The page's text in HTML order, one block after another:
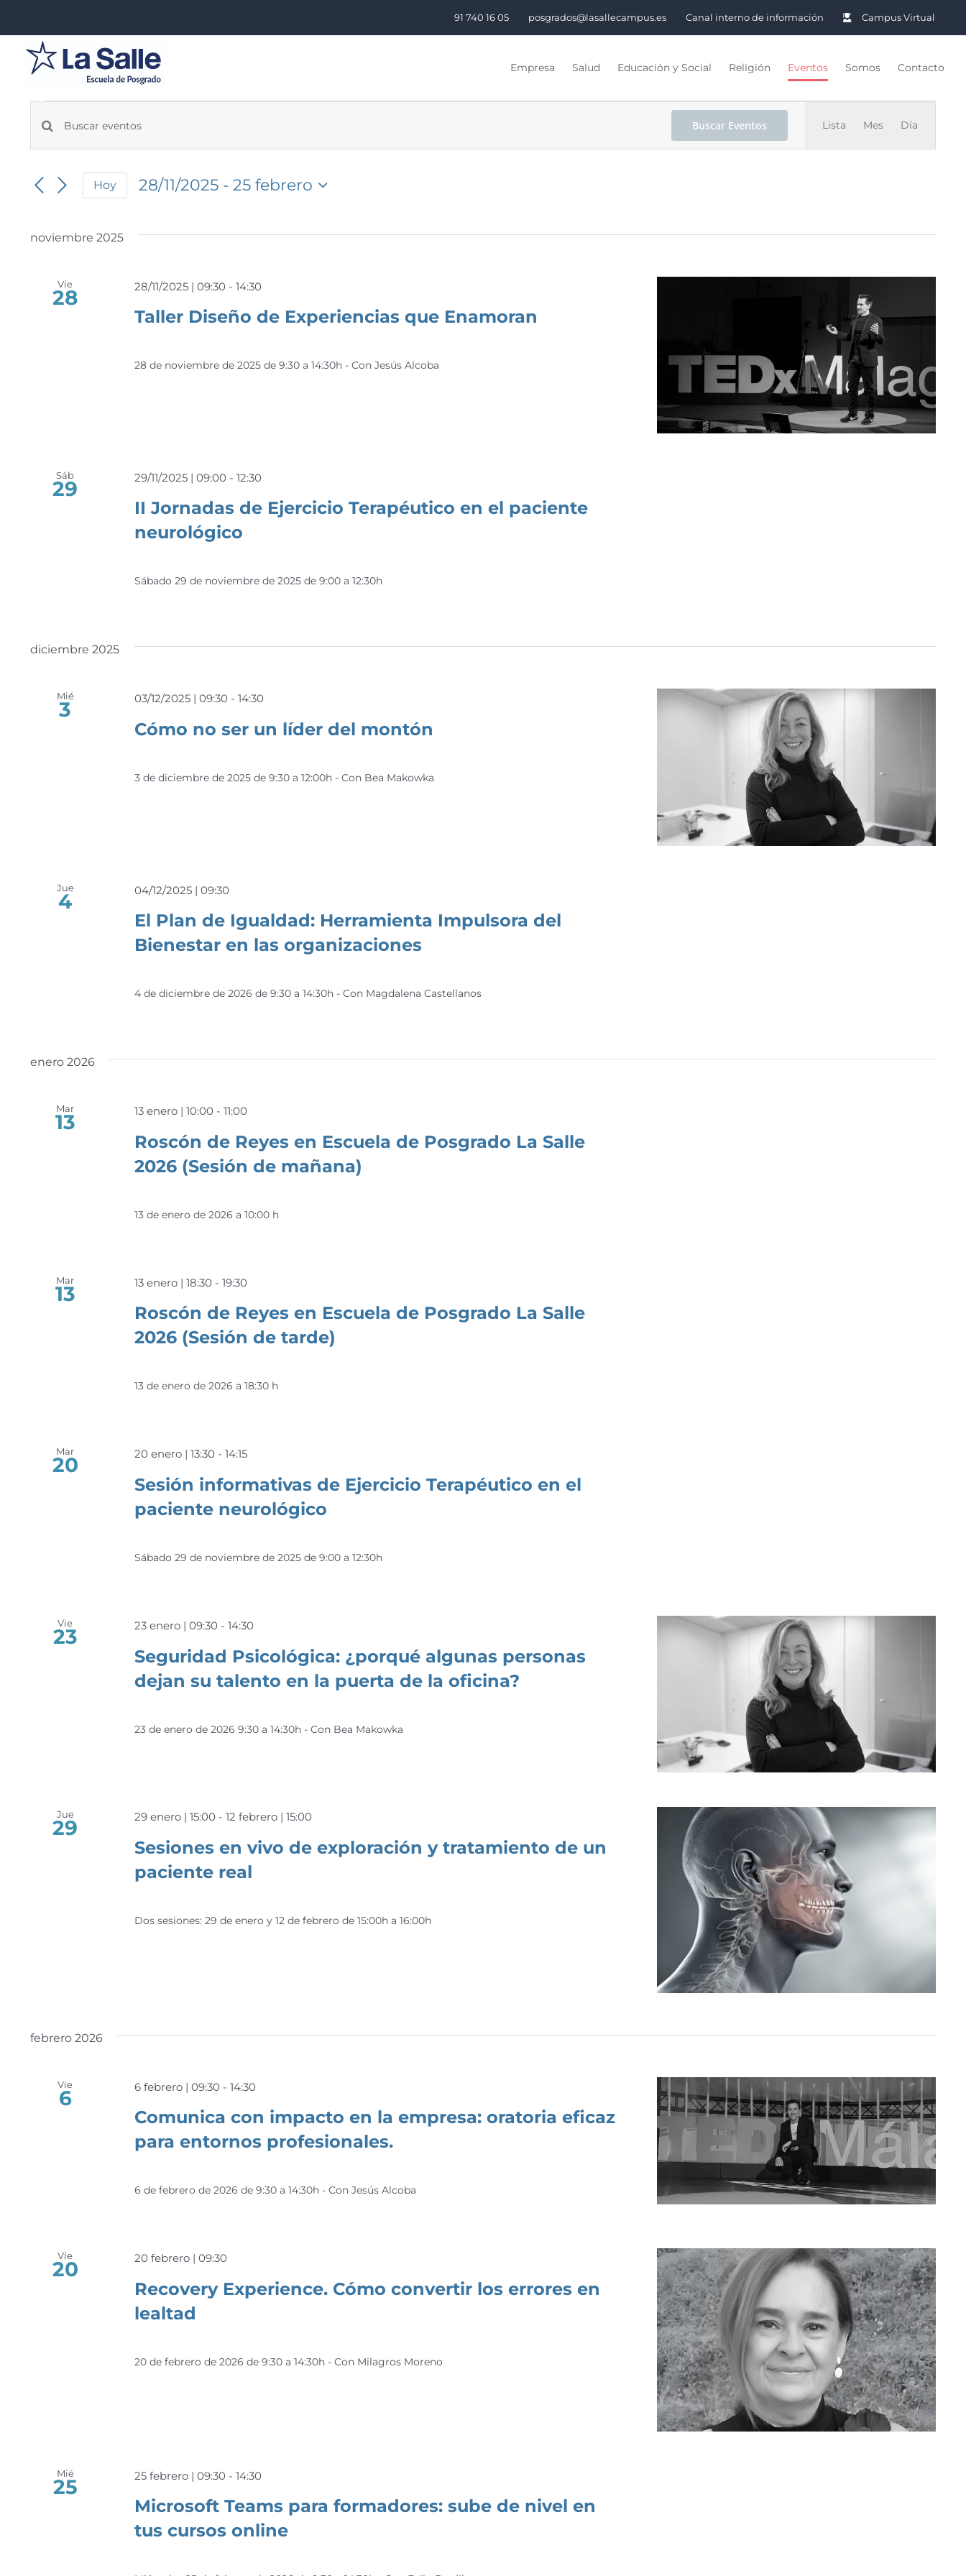
contenido
91 740 16 05 posgrados@lasallecampus.es Canal interno de información Campus Virtual
Empresa Salud Educación y Social Religión Eventos Somos Contacto
Eventos
Navegación
búsqueda
vistas
Eventos
Introduce
la
clave.
para
clave.
Buscar Eventos Lista Mes Día
Hoy 28/11/2025 - 25 febrero
noviembre 2025
Vie
28
Taller Diseño de Experiencias que Enamoran
28/11/2025 | 09:30 -14:30
28 de noviembre de 2025 de 9:30 a 14:30h - Con Jesús Alcoba
Sáb
29
II Jornadas de Ejercicio Terapéutico en el paciente
neurológico
29/11/2025 | 09:00 -12:30
Sábado 29 de noviembre de 2025 de 9:00 a 12:30h
diciembre 2025
Mié
3
Cómo no ser un líder del montón
03/12/2025 | 09:30 -14:30
3 de diciembre de 2025 de 9:30 a 12:00h - Con Bea Makowka
Jue
4
El Plan de Igualdad: Herramienta Impulsora del
Bienestar en las organizaciones
04/12/2025 | 09:30
4 de diciembre de 2026 de 9:30 a 14:30h - Con Magdalena Castellanos
enero 2026
Mar
13
Roscón de Reyes en Escuela de Posgrado La Salle
2026 (Sesión de mañana)
13 enero | 10:00 -11:00
13 de enero de 2026 a 10:00 h
Mar
13
Roscón de Reyes en Escuela de Posgrado La Salle
2026 (Sesión de tarde)
13 enero | 18:30 -19:30
13 de enero de 2026 a 18:30 h
Mar
20
Sesión informativas de Ejercicio Terapéutico en el
paciente neurológico
20 enero | 13:30 -14:15
Sábado 29 de noviembre de 2025 de 9:00 a 12:30h
Vie
23
Seguridad Psicológica: ¿porqué algunas personas
dejan su talento en la puerta de la oficina?
23 enero | 09:30 -14:30
23 de enero de 2026 9:30 a 14:30h - Con Bea Makowka
Jue
29
Sesiones en vivo de exploración y tratamiento de un
paciente real
29 enero | 15:00 -12 febrero | 15:00
Dos sesiones: 29 de enero y 12 de febrero de 15:00h a 16:00h
febrero 2026
Vie
6
Comunica con impacto en la empresa: oratoria eficaz
para entornos profesionales.
6 febrero | 09:30 -14:30
6 de febrero de 2026 de 9:30 a 14:30h - Con Jesús Alcoba
Vie
20
Recovery Experience. Cómo convertir los errores en
lealtad
20 febrero | 09:30
20 de febrero de 2026 de 9:30 a 14:30h - Con Milagros Moreno
Mié
25
Microsoft Teams para formadores: sube de nivel en
tus cursos online
25 febrero | 09:30 -14:30